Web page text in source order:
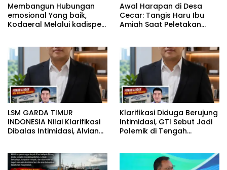
Membangun Hubungan
emosional Yang baik,
Kodaeral Melalui kadispen
tidak harus resmi Dengan
suasana Santai lebih
Dekat Dan Harmonis.
Awal Harapan di Desa
Cecar: Tangis Haru Ibu
Amiah Saat Peletakan
LSM GARDA TIMUR
INDONESIA Nilai Klarifikasi
Dibalas Intimidasi, Alvian
KUHAP pasal 108 ayat 1
Klarifikasi Diduga Berujung
Intimidasi, GTI Sebut Jadi
Polemik di Tengah